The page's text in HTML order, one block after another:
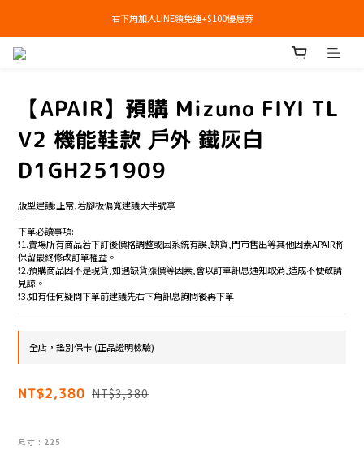
右下角加入LINE領免運+$100優惠券
右下角加入LINE領免運+$100優惠券
即日起，預購商品可提供部分訂金後尾款貨到付款(需協助請洽官line:@apair)
【APAIR】預購 Mizuno FIYI TL
V2 機能鞋款 戶外 鐵灰白
D1GH251909
版型建議:正常,若腳板偏寬建議大半號拿
-
下單必讀事項:
❗️1.賣場所有商品若下訂後價格調整或因系統有誤,缺貨,門市售出等其他因素APAIR將
保留最終修改訂單權益。
❗️2.預購商品因不是現貨,如遇缺貨漲價等因素,會以訂單訊息通知取消,造成不便敬請
見諒。
❗️3.如有任何疑問下單前建議先右下角訊息詢問後再下單
全店，鑑別保卡 (正品證明檢驗)
NT$2,380 NT$3,380
尺寸 : 225